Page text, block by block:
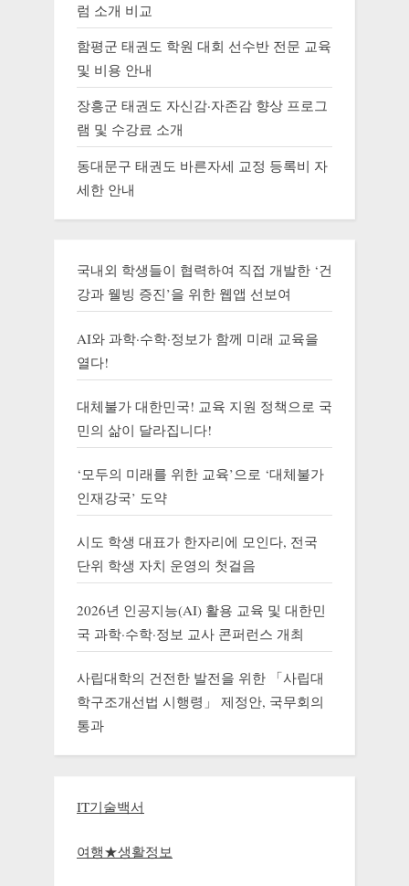
럼 소개 비교
함평군 태권도 학원 대회 선수반 전문 교육
및 비용 안내
장흥군 태권도 자신감·자존감 향상 프로그
램 및 수강료 소개
동대문구 태권도 바른자세 교정 등록비 자
세한 안내
국내외 학생들이 협력하여 직접 개발한 ‘건
강과 웰빙 증진’을 위한 웹앱 선보여
AI와 과학·수학·정보가 함께 미래 교육을
열다!
대체불가 대한민국! 교육 지원 정책으로 국
민의 삶이 달라집니다!
‘모두의 미래를 위한 교육’으로 ‘대체불가
인재강국’ 도약
시도 학생 대표가 한자리에 모인다, 전국
단위 학생 자치 운영의 첫걸음
2026년 인공지능(AI) 활용 교육 및 대한민
국 과학·수학·정보 교사 콘퍼런스 개최
사립대학의 건전한 발전을 위한 「사립대
학구조개선법 시행령」 제정안, 국무회의
통과
IT기술백서
여행★생활정보